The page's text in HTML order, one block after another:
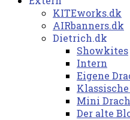
KITEworks.dk
AIRbanners.dk
Dietrich.dk
Showkites
Intern
Eigene
Mini
Der alte